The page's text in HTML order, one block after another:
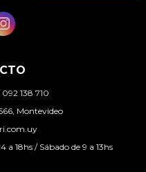
138 710
Montevideo
a 18hs / Sábado de 9 a 13hs